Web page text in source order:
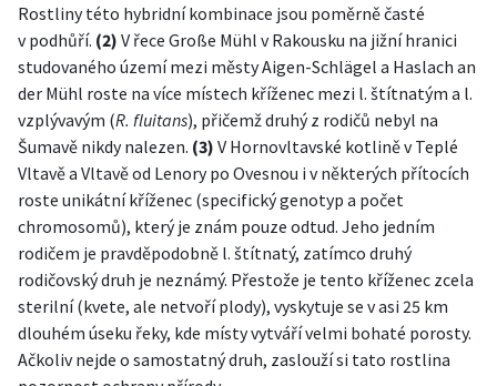
Rostliny této hybridní kombinace jsou poměrně časté
v podhůří. (2) V řece Große Mühl v Rakousku na jižní hranici
studovaného území mezi městy Aigen-Schlägel a Haslach an
der Mühl roste na více místech kříženec mezi l. štítnatým a l.
vzplývavým (R. fluitans), přičemž druhý z rodičů nebyl na
Šumavě nikdy nalezen. (3) V Hornovltavské kotlině v Teplé
Vltavě a Vltavě od Lenory po Ovesnou i v některých přítocích
roste unikátní kříženec (specifický genotyp a počet
chromosomů), který je znám pouze odtud. Jeho jedním
rodičem je pravděpodobně l. štítnatý, zatímco druhý
rodičovský druh je neznámý. Přestože je tento kříženec zcela
sterilní (kvete, ale netvoří plody), vyskytuje se v asi 25 km
dlouhém úseku řeky, kde místy vytváří velmi bohaté porosty.
Ačkoliv nejde o samostatný druh, zaslouží si tato rostlina